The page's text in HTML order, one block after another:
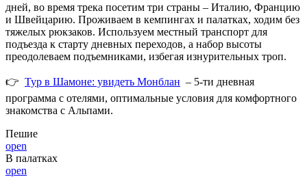
дней, во время трека посетим три страны – Италию, Францию
​​и Швейцарию. Проживаем в кемпингах и палатках, ходим без
тяжелых рюкзаков. Используем местный транспорт для
подъезда к старту дневных переходов, а набор высоты
преодолеваем подъемниками, избегая изнурительных троп.
👉 Тур в Шамоне: увидеть Монблан – 5-ти дневная
программа с отелями, оптимальные условия для комфортного
знакомства с Альпами.
Пешие
open
В палатках
open